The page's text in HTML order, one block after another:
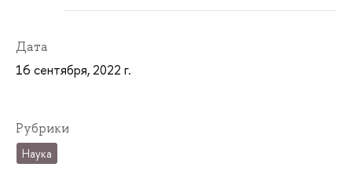
Дата
16 сентября, 2022 г.
Рубрики
Наука